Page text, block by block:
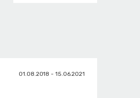
01.08.2018 - 15.06.2021